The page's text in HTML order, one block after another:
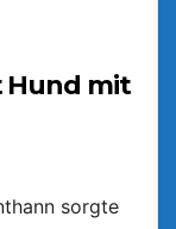
Hund mit
sorgte